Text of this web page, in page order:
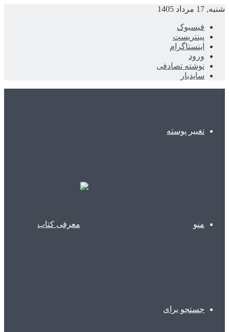
شنبه, 17 مرداد 1405
فیسبوک
پینتریست
اینستاگرام
ورود
نوشته تصادفی
سایدبار
تغییر پوسته
منو
جستجو برای